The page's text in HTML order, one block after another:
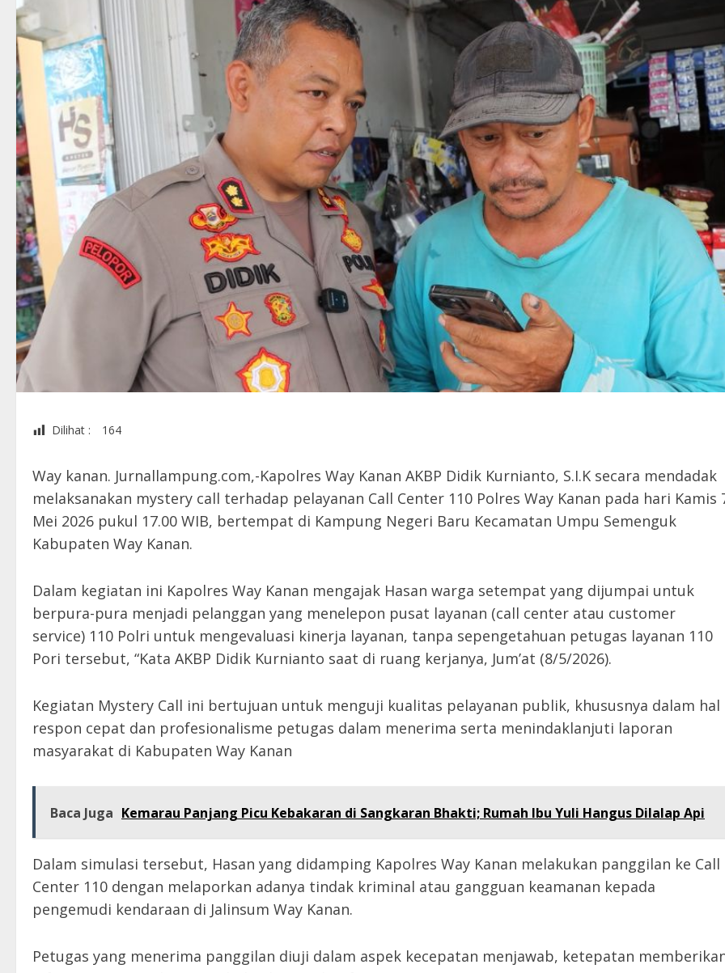
Dilihat : 164
Way kanan. Jurnallampung.com,-Kapolres Way Kanan AKBP Didik Kurnianto, S.I.K secara mendadak
melaksanakan mystery call terhadap pelayanan Call Center 110 Polres Way Kanan pada hari Kamis
Mei 2026 pukul 17.00 WIB, bertempat di Kampung Negeri Baru Kecamatan Umpu Semenguk
Kabupaten Way Kanan.
Dalam kegiatan ini Kapolres Way Kanan mengajak Hasan warga setempat yang dijumpai untuk
berpura-pura menjadi pelanggan yang menelepon pusat layanan (call center atau customer
service) 110 Polri untuk mengevaluasi kinerja layanan, tanpa sepengetahuan petugas layanan 110
Pori tersebut, “Kata AKBP Didik Kurnianto saat di ruang kerjanya, Jum’at (8/5/2026).
Kegiatan Mystery Call ini bertujuan untuk menguji kualitas pelayanan publik, khususnya dalam hal
respon cepat dan profesionalisme petugas dalam menerima serta menindaklanjuti laporan
masyarakat di Kabupaten Way Kanan
Baca Juga Kemarau Panjang Picu Kebakaran di Sangkaran Bhakti; Rumah Ibu Yuli Hangus Dilalap Api
Dalam simulasi tersebut, Hasan yang didamping Kapolres Way Kanan melakukan panggilan ke Call
Center 110 dengan melaporkan adanya tindak kriminal atau gangguan keamanan kepada
pengemudi kendaraan di Jalinsum Way Kanan.
Petugas yang menerima panggilan diuji dalam aspek kecepatan menjawab, ketepatan